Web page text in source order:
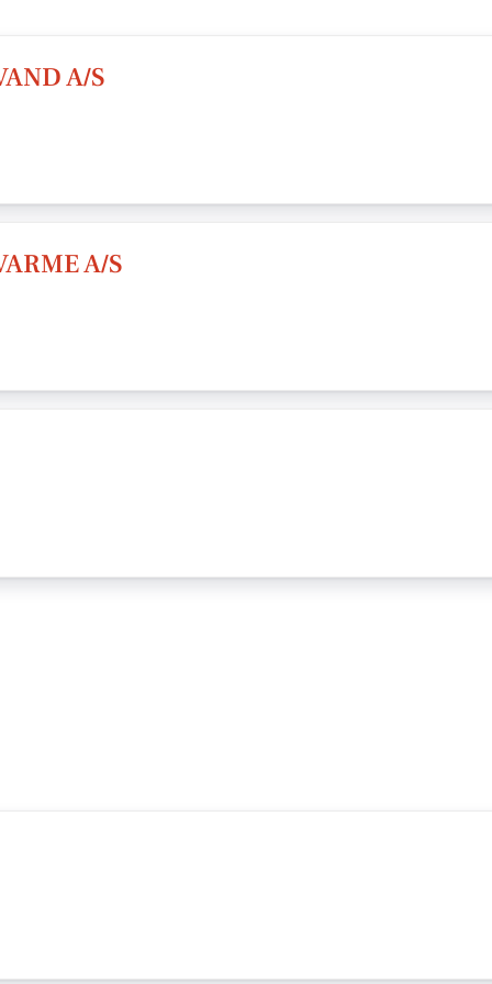
A/S
A/S